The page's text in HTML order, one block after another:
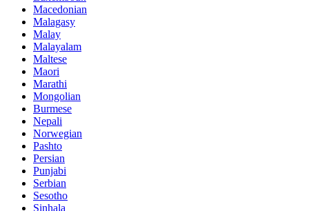
Macedonian
Malagasy
Malay
Malayalam
Maltese
Maori
Marathi
Mongolian
Burmese
Nepali
Norwegian
Pashto
Persian
Punjabi
Serbian
Sesotho
Sinhala